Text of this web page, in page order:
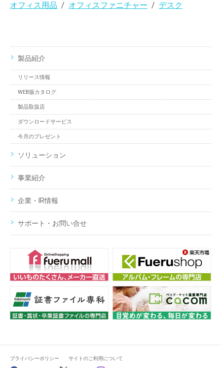
オフィス用品 オフィスファニチャー デスク
製品紹介
リリース情報
WEB版カタログ
製品取扱店
ダウンロードサービス
今月のプレゼント
ソリューション
事業紹介
企業・IR情報
サポート・お問い合せ
プライバシーポリシー サイトのご利用について